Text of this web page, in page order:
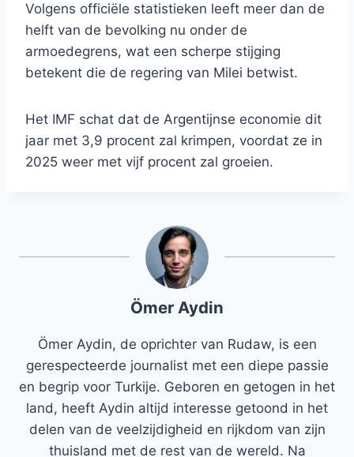
Volgens officiële statistieken leeft meer dan de
helft van de bevolking nu onder de
armoedegrens, wat een scherpe stijging
betekent die de regering van Milei betwist.
Het IMF schat dat de Argentijnse economie dit
jaar met 3,9 procent zal krimpen, voordat ze in
2025 weer met vijf procent zal groeien.
Ömer Aydin
Ömer Aydin, de oprichter van Rudaw, is een
gerespecteerde journalist met een diepe passie
en begrip voor Turkije. Geboren en getogen in het
land, heeft Aydin altijd interesse getoond in het
delen van de veelzijdigheid en rijkdom van zijn
thuisland met de rest van de wereld. Na